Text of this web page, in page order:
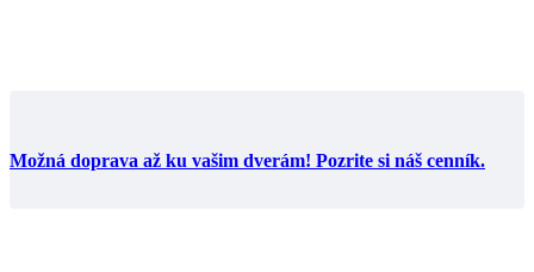
Možná doprava až ku vašim dverám! Pozrite si náš cenník.